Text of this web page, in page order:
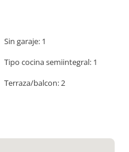
Sin garaje: 1
Tipo cocina semiintegral: 1
Terraza/balcon: 2